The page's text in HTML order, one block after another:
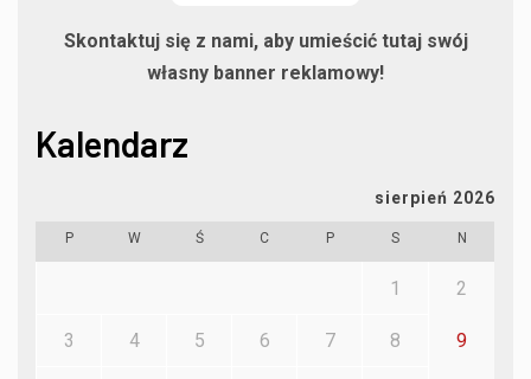
Skontaktuj się z nami, aby umieścić tutaj swój
własny banner reklamowy!
Kalendarz
sierpień 2026
P W Ś C P S N
1 2
3 4 5 6 7 8 9